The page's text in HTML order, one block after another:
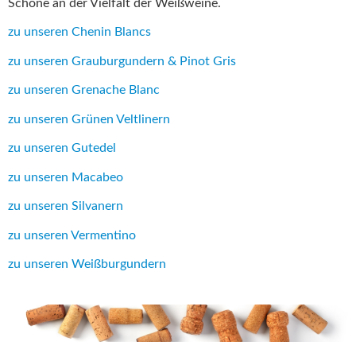
Schöne an der Vielfalt der Weißweine.
zu unseren Chenin Blancs
zu unseren Grauburgundern & Pinot Gris
zu unseren Grenache Blanc
zu unseren Grünen Veltlinern
zu unseren Gutedel
zu unseren Macabeo
zu unseren Silvanern
zu unseren Vermentino
zu unseren Weißburgundern